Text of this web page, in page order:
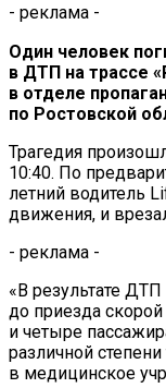
- реклама -
Один человек
в ДТП на трассе
в отделе
по Ростовской
Трагедия
10:40. По
летний водитель
движения, и
- реклама -
«В результате
до приезда
и четыре
различной
в медицинское